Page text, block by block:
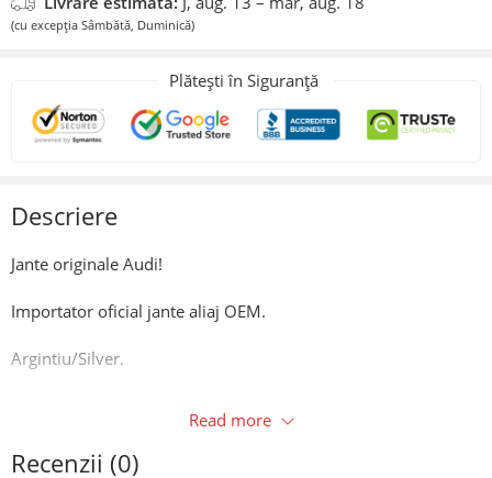
(cu excepția Sâmbătă, Duminică)
Plătești în Siguranță
Descriere
Jante originale Audi!
Importator oficial jante aliaj OEM.
Argintiu/Silver.
Prindere: 5×112
Read more
Recenzii (0)